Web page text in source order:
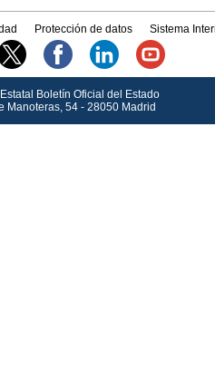
Protección de datos Sistema
Boletín Oficial del Estado
Manoteras, 54 - 28050 Madrid